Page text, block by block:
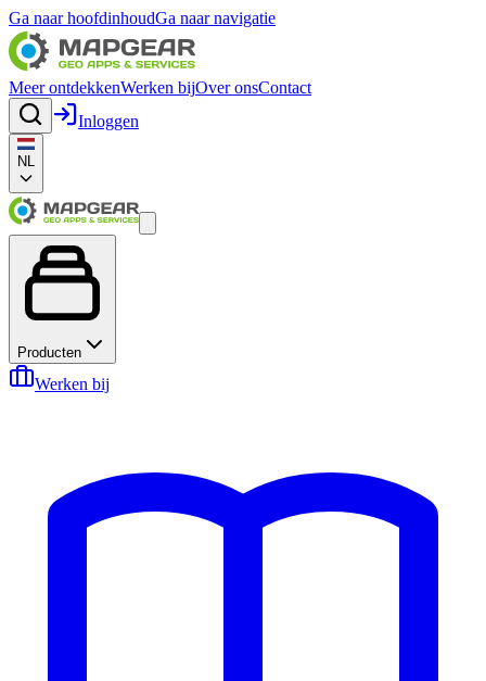
Ga naar hoofdinhoudGa naar navigatie
Meer ontdekkenWerken bijOver onsContact
Inloggen
NL
Producten
Werken bij